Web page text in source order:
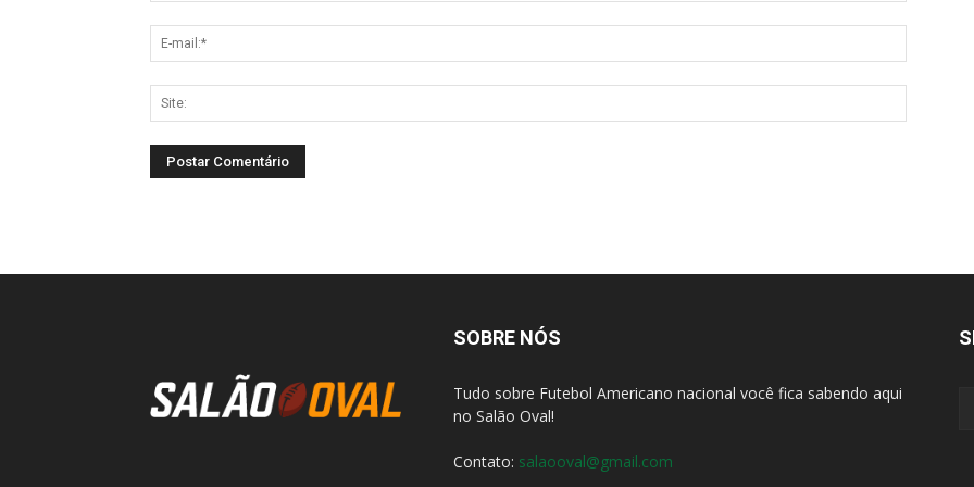
SOBRE NÓS
Tudo sobre Futebol Americano nacional você fica sabendo aqui
no Salão Oval!
Contato: salaooval@gmail.com